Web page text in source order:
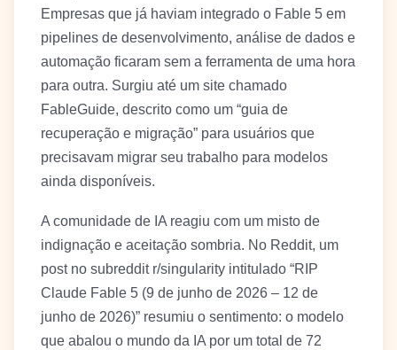
Empresas que já haviam integrado o Fable 5 em
pipelines de desenvolvimento, análise de dados e
automação ficaram sem a ferramenta de uma hora
para outra. Surgiu até um site chamado
FableGuide, descrito como um “guia de
recuperação e migração” para usuários que
precisavam migrar seu trabalho para modelos
ainda disponíveis.
A comunidade de IA reagiu com um misto de
indignação e aceitação sombria. No Reddit, um
post no subreddit r/singularity intitulado “RIP
Claude Fable 5 (9 de junho de 2026 – 12 de
junho de 2026)” resumiu o sentimento: o modelo
que abalou o mundo da IA por um total de 72